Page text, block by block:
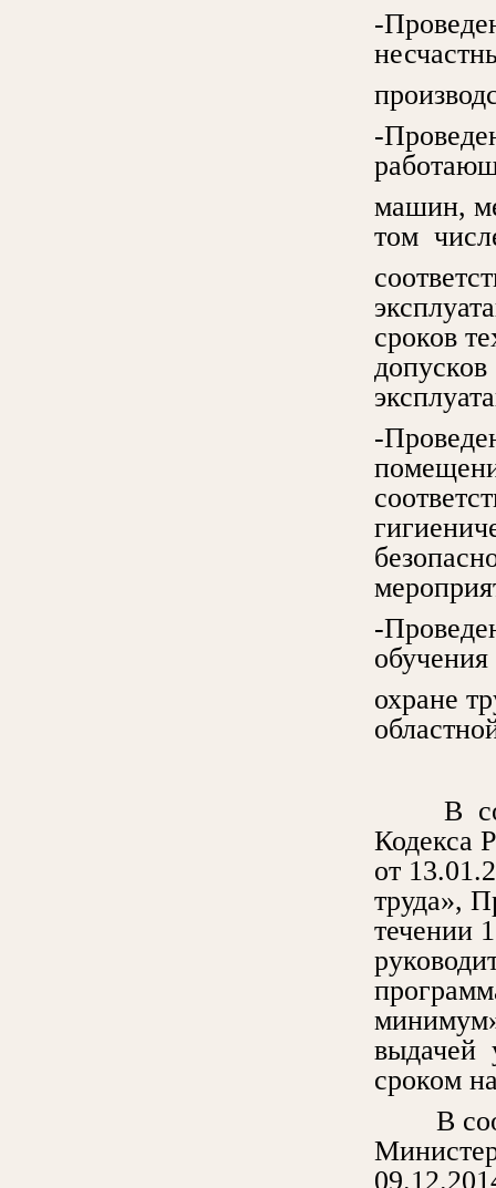
-
-
машин,
том
сроков
-
-
охране
В
Кодекса
от
труда»,
течении
выдачей
сроком
В